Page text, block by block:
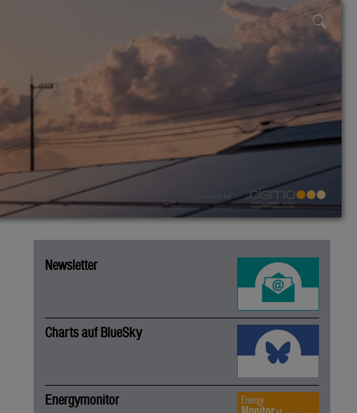
Newsletter
Charts auf BlueSky
Energymonitor